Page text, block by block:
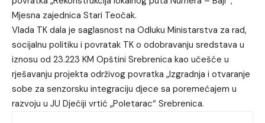
Mjesna zajednica Stari Teočak.
Vlada TK dala je saglasnost na Odluku Ministarstva za rad,
socijalnu politiku i povratak TK o odobravanju sredstava u
iznosu od 23.223 KM Opštini Srebrenica kao učešće u
rješavanju projekta održivog povratka „Izgradnja i otvaranje
sobe za senzorsku integraciju djece sa poremećajem u
razvoju u JU Dječiji vrtić „Poletarac“ Srebrenica.